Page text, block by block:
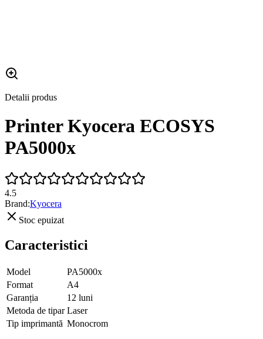
Detalii produs
Printer Kyocera ECOSYS
PA5000x
4.5
Brand:Kyocera
Stoc epuizat
Caracteristici
Model
PA5000x
Format
A4
Garanția
12 luni
Metoda de tipar Laser
Tip imprimantă Monocrom